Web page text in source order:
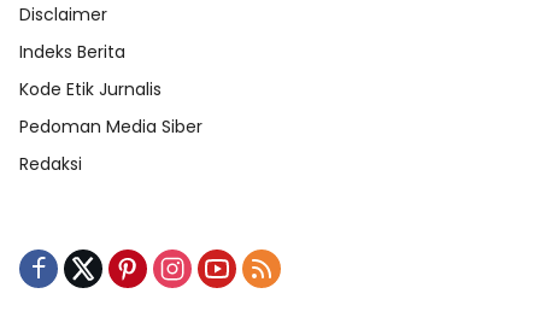
Disclaimer
Indeks Berita
Kode Etik Jurnalis
Pedoman Media Siber
Redaksi